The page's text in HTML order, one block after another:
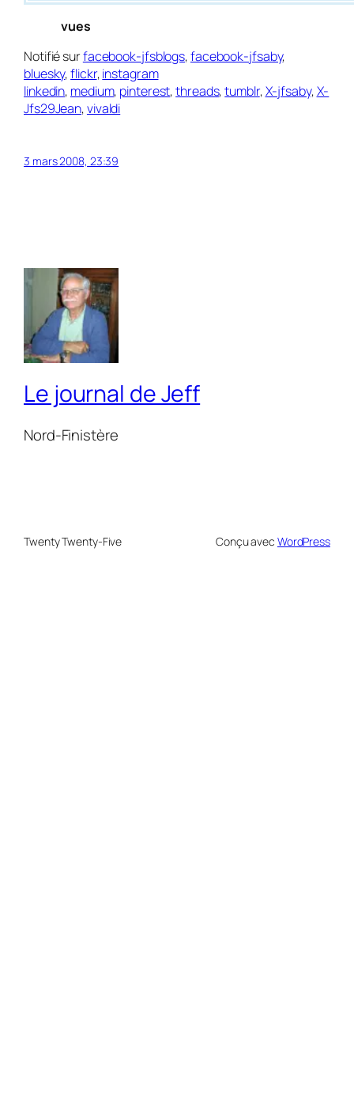
vues
Notifié surfacebook-jfsblogs,facebook-jfsaby,
bluesky,flickr,instagram
linkedin, medium, pinterest,threads,tumblr,X-jfsaby,X-
Jfs29Jean,vivaldi
3 mars 2008, 23:39
Le journal de Jeff
Nord-Finistère
Twenty Twenty-Five Conçu avec WordPress